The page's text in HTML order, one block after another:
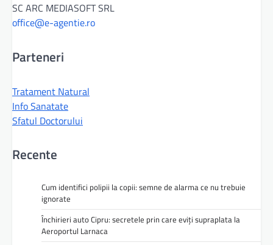
SC ARC MEDIASOFT SRL
office@e-agentie.ro
Parteneri
Tratament Natural
Info Sanatate
Sfatul Doctorului
Recente
Cum identifici polipii la copii: semne de alarma ce nu trebuie
ignorate
Închirieri auto Cipru: secretele prin care eviți supraplata la
Aeroportul Larnaca